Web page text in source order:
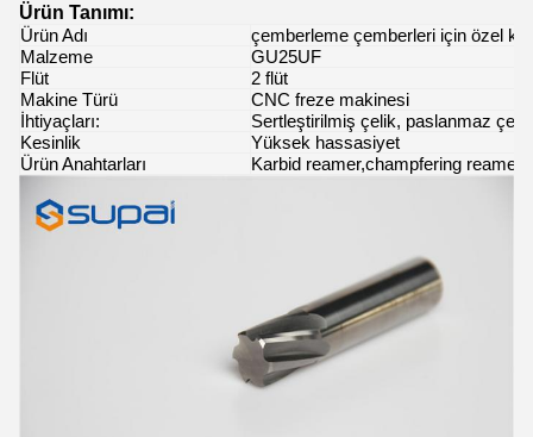
Ürün Tanımı:
Ürün Adı
çemberleme çemberleri için özel
Malzeme
GU25UF
Flüt
2 flüt
Makine Türü
CNC freze makinesi
İhtiyaçları:
Sertleştirilmiş çelik, paslanmaz
Kesinlik
Yüksek hassasiyet
Ürün Anahtarları
Karbid reamer,champfering reamer